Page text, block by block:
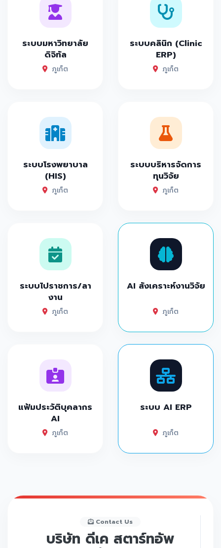
ระบบมหาวิทยาลัย
ดิจิทัล
ภูเก็ต
ระบบคลินิก (Clinic
ERP)
ภูเก็ต
ระบบโรงพยาบาล
(HIS)
ภูเก็ต
ระบบบริหารจัดการ
ทุนวิจัย
ภูเก็ต
ระบบไปราชการ/ลา
งาน
ภูเก็ต
AI สังเคราะห์งานวิจัย
ภูเก็ต
แฟ้มประวัติบุคลากร
AI
ภูเก็ต
ระบบ AI ERP
ภูเก็ต
Contact Us
บริษัท ดีเค สตาร์ทอัพ